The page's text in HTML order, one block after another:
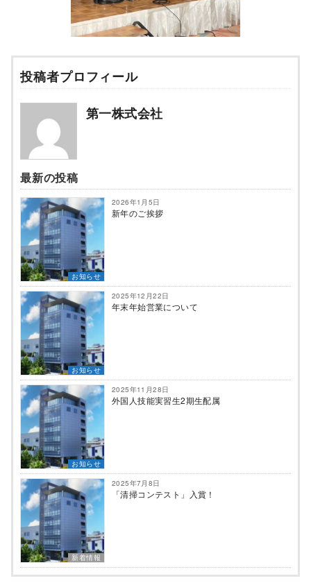
投稿者プロフィール
第一株式会社
最新の投稿
お知らせ
2026年1月5日
新年のご挨拶
お知らせ
2025年12月22日
年末年始営業について
お知らせ
2025年11月28日
外国人技能実習生2期生配属
新着情報
2025年7月8日
「清掃コンテスト」入賞！